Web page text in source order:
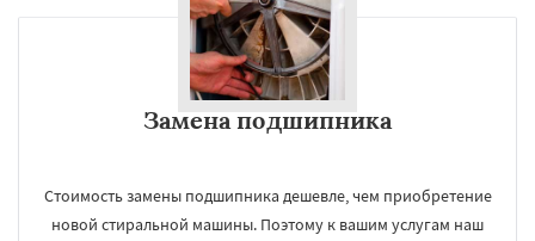
Замена подшипника
Стоимость замены подшипника дешевле, чем приобретение
новой стиральной машины. Поэтому к вашим услугам наш
Даю согласие на обработку персональных данных